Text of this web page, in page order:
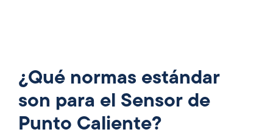
¿Qué normas estándar
son para el Sensor de
Punto Caliente?